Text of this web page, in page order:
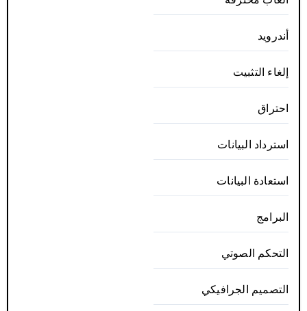
أندرويد
إلغاء التثبيت
احتراق
استرداد البيانات
استعادة البيانات
البرامج
التحكم الصوتي
التصميم الجرافيكي